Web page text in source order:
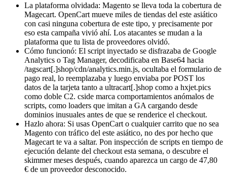
La plataforma olvidada: Magento se lleva toda la cobertura de
Magecart. OpenCart mueve miles de tiendas del este asiático
con casi ninguna cobertura de este tipo, y precisamente por
eso esta campaña vivió ahí. Los atacantes se mudan a la
plataforma que tu lista de proveedores olvidó.
Cómo funcionó: El script inyectado se disfrazaba de Google
Analytics o Tag Manager, decodificaba en Base64 hacia
/tagscart[.]shop/cdn/analytics.min.js, ocultaba el formulario de
pago real, lo reemplazaba y luego enviaba por POST los
datos de la tarjeta tanto a ultracart[.]shop como a hxjet.pics
como doble C2. cside marca comportamientos anómalos de
scripts, como loaders que imitan a GA cargando desde
dominios inusuales antes de que se renderice el checkout.
Hazlo ahora: Si usas OpenCart o cualquier carrito que no sea
Magento con tráfico del este asiático, no des por hecho que
Magecart te va a saltar. Pon inspección de scripts en tiempo de
ejecución delante del checkout esta semana, o descubre el
skimmer meses después, cuando aparezca un cargo de 47,80
€ de un proveedor desconocido.